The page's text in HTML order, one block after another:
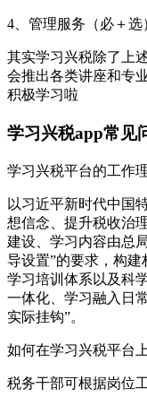
4、管理服务（必＋选
其实学习兴税除了上
会推出各类讲座和专
积极学习啦
学习兴税app常见
学习兴税平台的工作
以习近平新时代中国
想信念、提升税收治
建设、学习内容由总
导设置”的要求，构
学习培训体系以及科
一体化、学习融入日
实际挂钩”。
如何在学习兴税平台
税务干部可根据岗位